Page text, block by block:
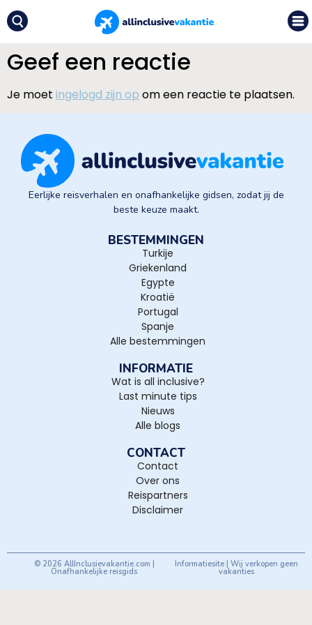
Geef een reactie
Je moet ingelogd zijn op om een reactie te plaatsen.
Eerlijke reisverhalen en onafhankelijke gidsen, zodat jij de
beste keuze maakt.
BESTEMMINGEN
Turkije
Griekenland
Egypte
Kroatië
Portugal
Spanje
Alle bestemmingen
INFORMATIE
Wat is all inclusive?
Last minute tips
Nieuws
Alle blogs
CONTACT
Contact
Over ons
Reispartners
Disclaimer
© 2026 AllInclusievakantie.com |
Onafhankelijke reisgids
Informatiesite | Wij verkopen geen
vakanties